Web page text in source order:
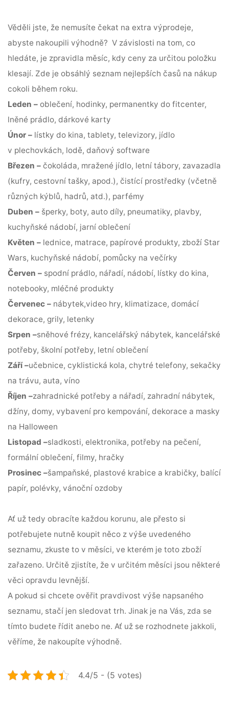
Věděli jste, že nemusíte čekat na extra výprodeje,
abyste nakoupili výhodně? V závislosti na tom, co
hledáte, je zpravidla měsíc, kdy ceny za určitou položku
klesají. Zde je obsáhlý seznam nejlepších časů na nákup
cokoli během roku.
Leden –oblečení, hodinky, permanentky do fitcenter,
lněné prádlo, dárkové karty
Únor – lístky do kina, tablety, televizory, jídlo
v plechovkách, lodě, daňový software
Březen –čokoláda, mražené jídlo, letní tábory, zavazadla
(kufry, cestovní tašky, apod.), čistící prostředky (včetně
různých kýblů, hadrů, atd.), parfémy
Duben – šperky, boty, auto díly, pneumatiky, plavby,
kuchyňské nádobí, jarní oblečení
Květen – lednice, matrace, papírové produkty, zboží Star
Wars, kuchyňské nádobí, pomůcky na večírky
Červen – spodní prádlo, nářadí, nádobí, lístky do kina,
notebooky, mléčné produkty
Červenec – nábytek,video hry, klimatizace, domácí
dekorace, grily, letenky
Srpen –sněhové frézy, kancelářský nábytek, kancelářské
potřeby, školní potřeby, letní oblečení
Září –učebnice, cyklistická kola, chytré telefony, sekačky
na trávu, auta, víno
Říjen –zahradnické potřeby a nářadí, zahradní nábytek,
džíny, domy, vybavení pro kempování, dekorace a masky
na Halloween
Listopad –sladkosti, elektronika, potřeby na pečení,
formální oblečení, filmy, hračky
Prosinec –šampaňské, plastové krabice a krabičky, balící
papír, polévky, vánoční ozdoby
Ať už tedy obracíte každou korunu, ale přesto si
potřebujete nutně koupit něco z výše uvedeného
seznamu, zkuste to v měsíci, ve kterém je toto zboží
zařazeno. Určitě zjistíte, že v určitém měsíci jsou některé
věci opravdu levnější.
A pokud si chcete ověřit pravdivost výše napsaného
seznamu, stačí jen sledovat trh. Jinak je na Vás, zda se
tímto budete řídit anebo ne. Ať už se rozhodnete jakkoli,
věříme, že nakoupíte výhodně.
4.4/5 - (5 votes)